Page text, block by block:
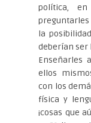
política,
la
deberían ser
Enseñarles
ellos
con los
física y
¡cosas que